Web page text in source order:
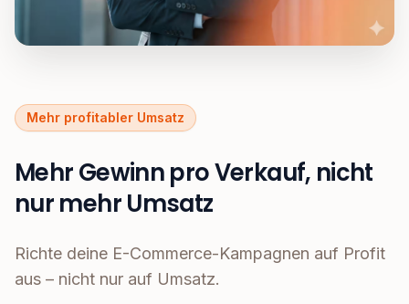
Mehr profitabler Umsatz
Mehr Gewinn pro Verkauf, nicht
nur mehr Umsatz
Richte deine E-Commerce-Kampagnen auf Profit
aus – nicht nur auf Umsatz.